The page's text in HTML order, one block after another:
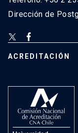
Dirección de
ACREDITACIÓN